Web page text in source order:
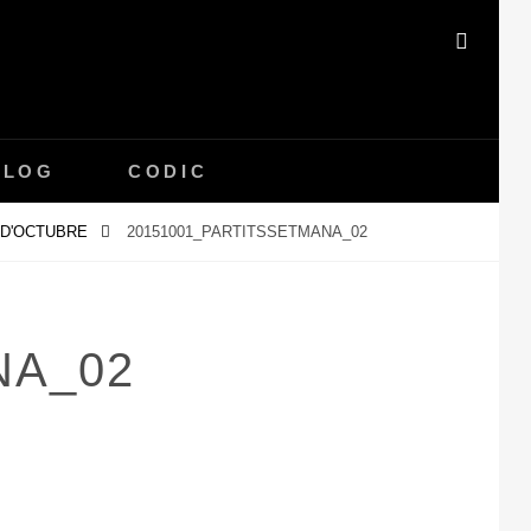
CODIC
20151001_PARTITSSETMANA_02